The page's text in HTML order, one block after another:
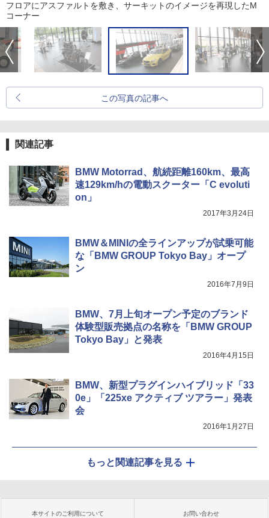
フロアにアスファルトを敷き、サーキットのイメージを再現したM
コーナー
この写真の記事へ
関連記事
BMW Motorrad、航続距離160km、最高
速129km/hの電動スクーター「C evoluti
on」
2017年3月24日
BMW＆MINIの全ラインアップが試乗可能
な「BMW GROUP Tokyo Bay」オープ
ン
2016年7月9日
BMW、7月上旬オープン予定のブランド
体験型販売拠点の名称を「BMW GROUP
Tokyo Bay」と発表
2016年4月15日
BMW、新型プラグインハイブリッド「33
0e」「225xe アクティブ ツアラー」発表
会
2016年1月27日
もっと関連記事を見る
本サイトのご利用について お問い合わせ